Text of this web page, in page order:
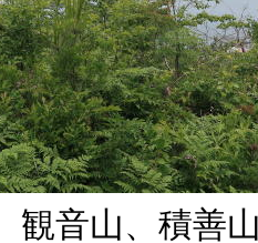
観音山、積善